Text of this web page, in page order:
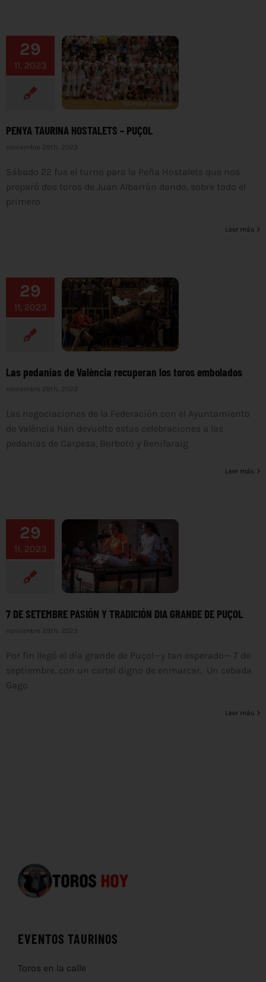
29
11, 2023
PENYA TAURINA HOSTALETS – PUÇOL
noviembre 29th, 2023
Sábado 22 fue el turno para la Peña Hostalets que nos
preparó dos toros de Juan Albarrán dando, sobre todo el
primero
Leer más
29
11, 2023
Las pedanías de València recuperan los toros embolados
noviembre 29th, 2023
Las negociaciones de la Federación con el Ayuntamiento
de València han devuelto estas celebraciones a las
pedanías de Carpesa, Borbotó y Benifaraig
Leer más
29
11, 2023
7 DE SETEMBRE PASIÓN Y TRADICIÓN DIA GRANDE DE PUÇOL
noviembre 29th, 2023
Por fin llegó el día grande de Puçol—y tan esperado— 7 de
septiembre, con un cartel digno de enmarcar. Un cebada
Gago
Leer más
EVENTOS TAURINOS
Toros en la calle